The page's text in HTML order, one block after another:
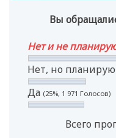
Вы
Нет и не
Нет, но планирую
Да (25%, 1 971 Голосов)
Всего